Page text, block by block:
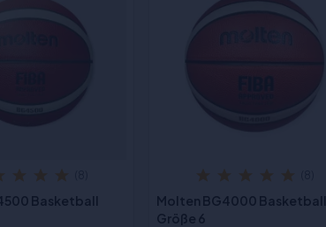
Basketball
Molten BG4000 Basketball
Größe 6